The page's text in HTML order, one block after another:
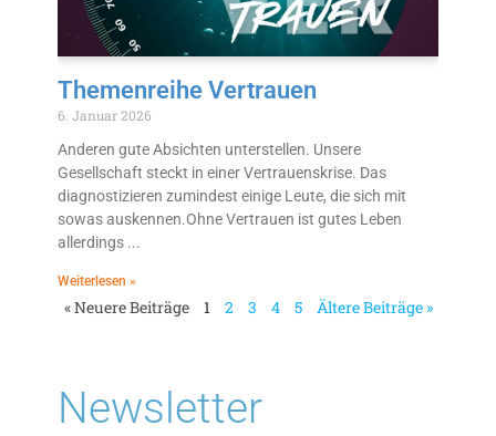
Themenreihe Vertrauen
6. Januar 2026
Anderen gute Absichten unterstellen. Unsere
Gesellschaft steckt in einer Vertrauenskrise. Das
diagnostizieren zumindest einige Leute, die sich mit
sowas auskennen.Ohne Vertrauen ist gutes Leben
allerdings
Weiterlesen »
« Neuere Beiträge 1 2 3 4 5 Ältere Beiträge »
Newsletter